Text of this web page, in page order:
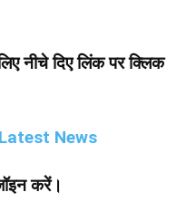
नीचे दिए लिंक पर क्लिक
News
करें।